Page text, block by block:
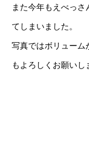
また今年もえべっ
てしまいました。
写真ではボリューム
もよろしくお願いし